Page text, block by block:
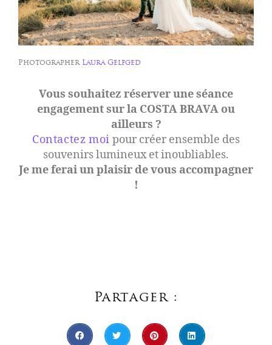
Photographer Laura Gelfged
Vous souhaitez réserver une séance
engagement sur la COSTA BRAVA ou
ailleurs ?
Contactez moi pour créer ensemble des
souvenirs lumineux et inoubliables.
Je me ferai un plaisir de vous accompagner
!
Partager :